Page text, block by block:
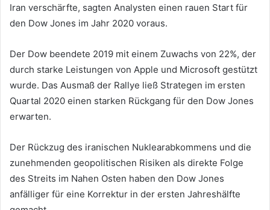
Iran verschärfte, sagten Analysten einen rauen Start für
den Dow Jones im Jahr 2020 voraus.
Der Dow beendete 2019 mit einem Zuwachs von 22%, der
durch starke Leistungen von Apple und Microsoft gestützt
wurde. Das Ausmaß der Rallye ließ Strategen im ersten
Quartal 2020 einen starken Rückgang für den Dow Jones
erwarten.
Der Rückzug des iranischen Nuklearabkommens und die
zunehmenden geopolitischen Risiken als direkte Folge
des Streits im Nahen Osten haben den Dow Jones
anfälliger für eine Korrektur in der ersten Jahreshälfte